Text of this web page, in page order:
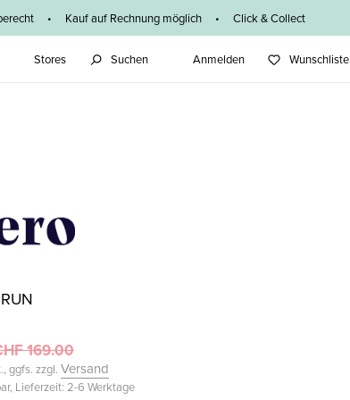
• Kauf auf Rechnung möglich • Click & Collect
Stores Suchen Anmelden Wunschliste
169.00
ggfs. zzgl. Versand
Lieferzeit: 2-6 Werktage